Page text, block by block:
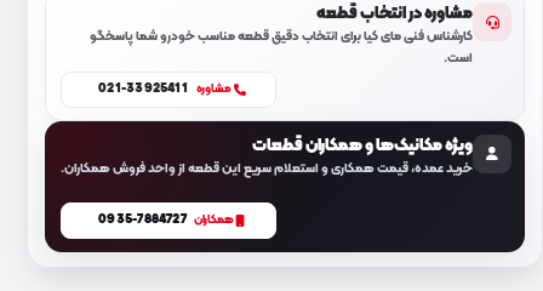
مشاوره در انتخاب قطعه
کارشناس فنی مای کیا برای انتخاب دقیق قطعه مناسب خودرو شما پاسخگو
است.
مشاوره 021-33925411
ویژه مکانیک‌ها و همکاران قطعات
خرید عمده، قیمت همکاری و استعلام سریع این قطعه از واحد فروش همکاران.
همکاران 0935-7884727